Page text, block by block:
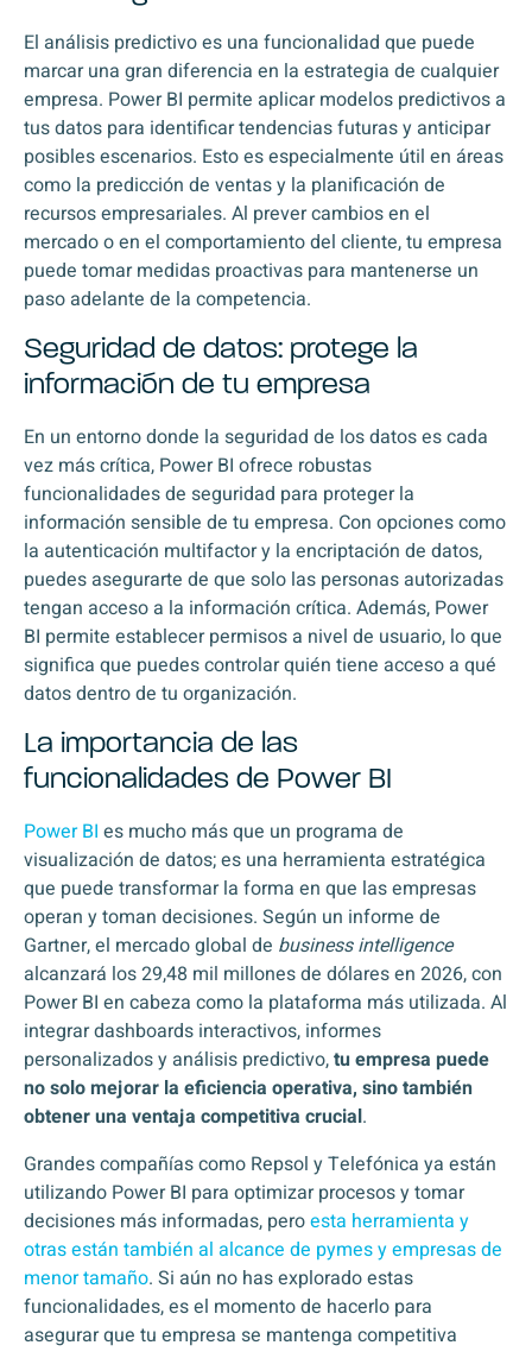
El análisis predictivo es una funcionalidad que puede
marcar una gran diferencia en la estrategia de cualquier
empresa. Power BI permite aplicar modelos predictivos a
tus datos para identificar tendencias futuras y anticipar
posibles escenarios. Esto es especialmente útil en áreas
como la predicción de ventas y la planificación de
recursos empresariales. Al prever cambios en el
mercado o en el comportamiento del cliente, tu empresa
puede tomar medidas proactivas para mantenerse un
paso adelante de la competencia.
Seguridad de datos: protege la
información de tu empresa
En un entorno donde la seguridad de los datos es cada
vez más crítica, Power BI ofrece robustas
funcionalidades de seguridad para proteger la
información sensible de tu empresa. Con opciones como
la autenticación multifactor y la encriptación de datos,
puedes asegurarte de que solo las personas autorizadas
tengan acceso a la información crítica. Además, Power
BI permite establecer permisos a nivel de usuario, lo que
significa que puedes controlar quién tiene acceso a qué
datos dentro de tu organización.
La importancia de las
funcionalidades de Power BI
Power BI es mucho más que un programa de
visualización de datos; es una herramienta estratégica
que puede transformar la forma en que las empresas
operan y toman decisiones. Según un informe de
Gartner, el mercado global de business intelligence
alcanzará los 29,48 mil millones de dólares en 2026, con
Power BI en cabeza como la plataforma más utilizada. Al
integrar dashboards interactivos, informes
personalizados y análisis predictivo,tu empresa puede
no solo mejorar la eficiencia operativa, sino también
obtener una ventaja competitiva crucial.
Grandes compañías como Repsol y Telefónica ya están
utilizando Power BI para optimizar procesos y tomar
decisiones más informadas, peroesta herramienta y
otras están también al alcance de pymes y empresas de
menor tamaño. Si aún no has explorado estas
funcionalidades, es el momento de hacerlo para
asegurar que tu empresa se mantenga competitiva